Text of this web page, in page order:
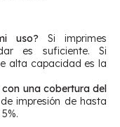
uso? Si imprimes
es suficiente. Si
alta capacidad es la
con una cobertura del
impresión de hasta